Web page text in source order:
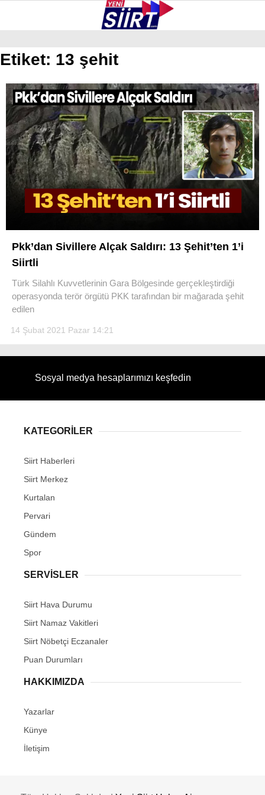
GALERİ VİDEO YAZARLAR
KURTALAN
ERUH
BAYKAN
PERVARI
ŞIRVAN
TILLO
NÖBETÇI ECZANELER
Etiket: 13 şehit
Pkk’dan Sivillere Alçak Saldırı: 13 Şehit’ten 1’i
Siirtli
Türk Silahlı Kuvvetlerinin Gara Bölgesinde gerçekleştirdiği
operasyonda terör örgütü PKK tarafından bir mağarada şehit
edilen
14 Şubat 2021 Pazar 14:21
Sosyal medya hesaplarımızı keşfedin
KATEGORİLER
Siirt Haberleri
Siirt Merkez
Kurtalan
Pervari
Gündem
Spor
SERVİSLER
Siirt Hava Durumu
Siirt Namaz Vakitleri
Siirt Nöbetçi Eczanaler
Puan Durumları
HAKKIMIZDA
Yazarlar
Künye
İletişim